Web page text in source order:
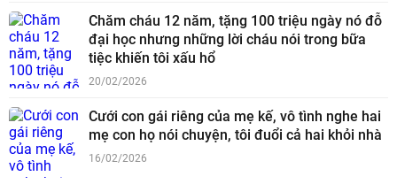
Chăm cháu 12 năm, tặng 100 triệu ngày nó đỗ
đại học nhưng những lời cháu nói trong bữa
tiệc khiến tôi xấu hổ
20/02/2026
Cưới con gái riêng của mẹ kế, vô tình nghe hai
mẹ con họ nói chuyện, tôi đuổi cả hai khỏi nhà
16/02/2026